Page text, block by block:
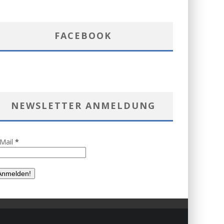
FACEBOOK
NEWSLETTER ANMELDUNG
*